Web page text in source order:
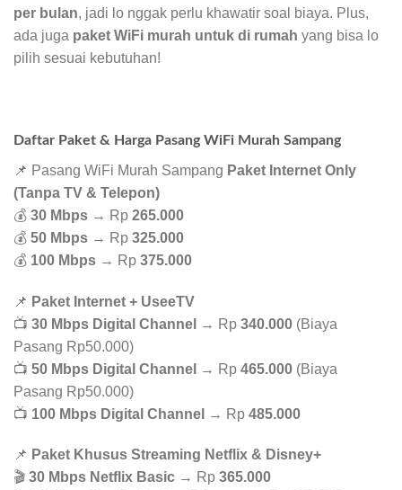
per bulan, jadi lo nggak perlu khawatir soal biaya. Plus,
ada juga paket WiFi murah untuk di rumah yang bisa lo
pilih sesuai kebutuhan!
Daftar Paket & Harga Pasang WiFi Murah Sampang
📌 Pasang WiFi Murah Sampang Paket Internet Only
(Tanpa TV & Telepon)
💰 30 Mbps → Rp 265.000
💰 50 Mbps → Rp 325.000
💰 100 Mbps → Rp 375.000
📌 Paket Internet + UseeTV
📺 30 Mbps Digital Channel → Rp 340.000 (Biaya
Pasang Rp50.000)
📺 50 Mbps Digital Channel → Rp 465.000 (Biaya
Pasang Rp50.000)
📺 100 Mbps Digital Channel → Rp 485.000
📌 Paket Khusus Streaming Netflix & Disney+
🎬 30 Mbps Netflix Basic → Rp 365.000